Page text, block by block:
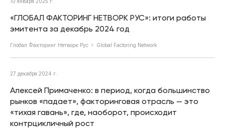
«ГЛОБАЛ ФАКТОРИНГ НЕТВОРК РУС»: итоги работы
эмитента за декабрь 2024 год
Глобал Факторинг Нетворк Рус Global Factoring Network
27 декабря 2024 г.
Алексей Примаченко: в период, когда большинство
рынков «падает», факторинговая отрасль — это
«тихая гавань», где, наоборот, происходит
контрцикличный рост